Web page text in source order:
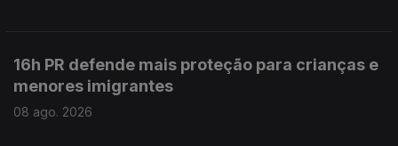
16h PR defende mais proteção para crianças e
menores imigrantes
08 ago. 2026